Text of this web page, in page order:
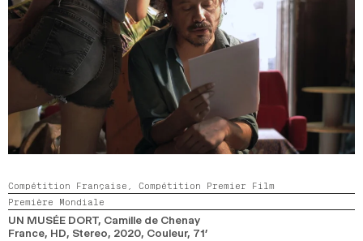
Compétition Française, Compétition Premier Film
Première Mondiale
UN MUSÉE DORT, Camille de Chenay
France, HD, Stereo, 2020, Couleur, 71’